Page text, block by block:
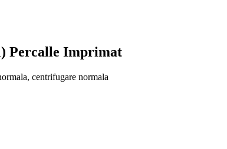
Percalle Imprimat
centrifugare normala